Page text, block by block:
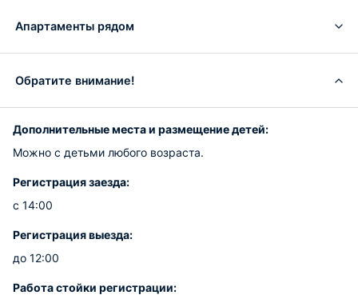
Апартаменты рядом
Обратите внимание!
Дополнительные места и размещение детей:
Можно с детьми любого возраста.
Регистрация заезда:
с 14:00
Регистрация выезда:
до 12:00
Работа стойки регистрации: